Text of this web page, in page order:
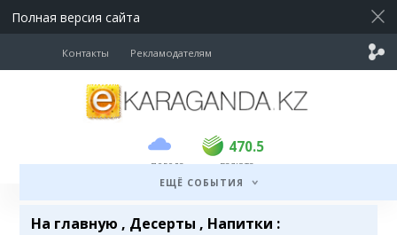
Полная версия сайта
Контакты Рекламодателям
погода
470.5
USD 468 470.5
валюта
ЕЩЁ СОБЫТИЯ
На главную , Десерты , Напитки :